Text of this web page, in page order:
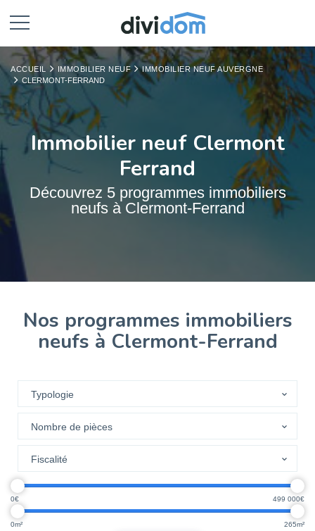
ACCUEIL IMMOBILIER NEUF
IMMOBILIER NEUF AUVERGNE
CLERMONT-FERRAND
Immobilier neuf Clermont
Ferrand
Découvrez 5 programmes immobiliers
neufs à Clermont-Ferrand
Nos programmes immobiliers
neufs à Clermont-Ferrand
0 499 000
0 265